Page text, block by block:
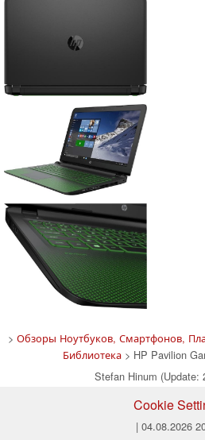
> Обзоры Ноутбуков, Смартфонов,
Библиотека > HP Pavilion
Stefan Hinum (Update:
Cookie
| 04.08.2026